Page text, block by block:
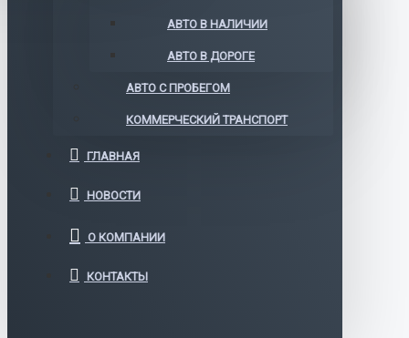
АВТО В НАЛИЧИИ
АВТО В ДОРОГЕ
АВТО С ПРОБЕГОМ
КОММЕРЧЕСКИЙ ТРАНСПОРТ
ГЛАВНАЯ
НОВОСТИ
О КОМПАНИИ
КОНТАКТЫ